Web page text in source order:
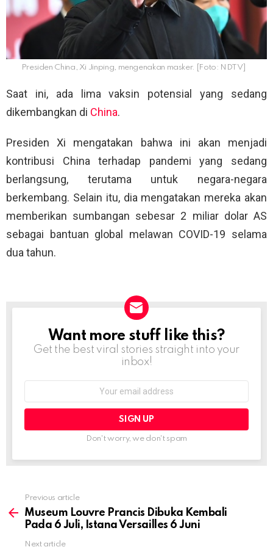
Presiden China, Xi Jinping, mengenakan masker. [Foto: NDTV]
Saat ini, ada lima vaksin potensial yang sedang
dikembangkan di China.
Presiden Xi mengatakan bahwa ini akan menjadi
kontribusi China terhadap pandemi yang sedang
berlangsung, terutama untuk negara-negara
berkembang. Selain itu, dia mengatakan mereka akan
memberikan sumbangan sebesar 2 miliar dolar AS
sebagai bantuan global melawan COVID-19 selama
dua tahun.
NEWSLETTER
Want more stuff like this?
Get the best viral stories straight into your
inbox!
Don't worry, we don't spam
more
Previous article
Museum Louvre Prancis Dibuka Kembali
Pada 6 Juli, Istana Versailles 6 Juni
Next article